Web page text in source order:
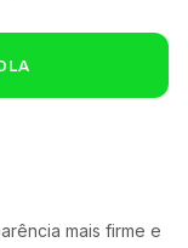
mais firme e